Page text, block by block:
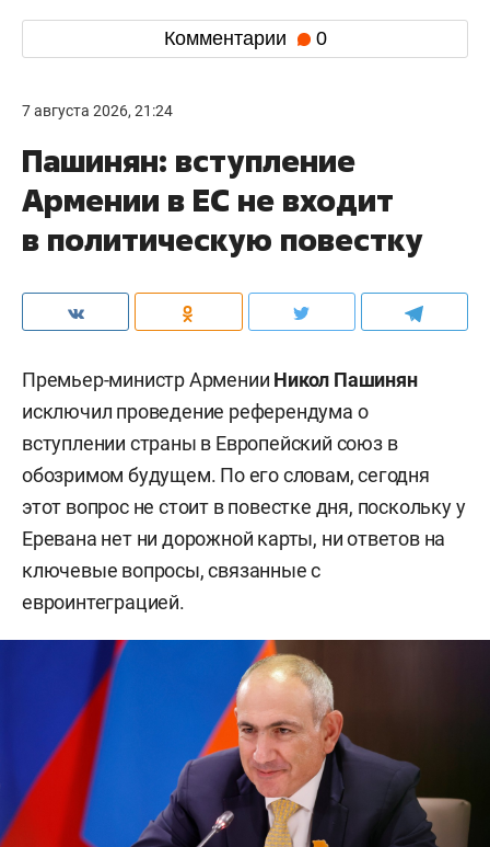
Комментарии 0
7 августа 2026, 21:24
Пашинян: вступление
Армении в ЕС не входит
в политическую повестку
Премьер-министр Армении Никол Пашинян
исключил проведение референдума о
вступлении страны в Европейский союз в
обозримом будущем. По его словам, сегодня
этот вопрос не стоит в повестке дня, поскольку у
Еревана нет ни дорожной карты, ни ответов на
ключевые вопросы, связанные с
евроинтеграцией.